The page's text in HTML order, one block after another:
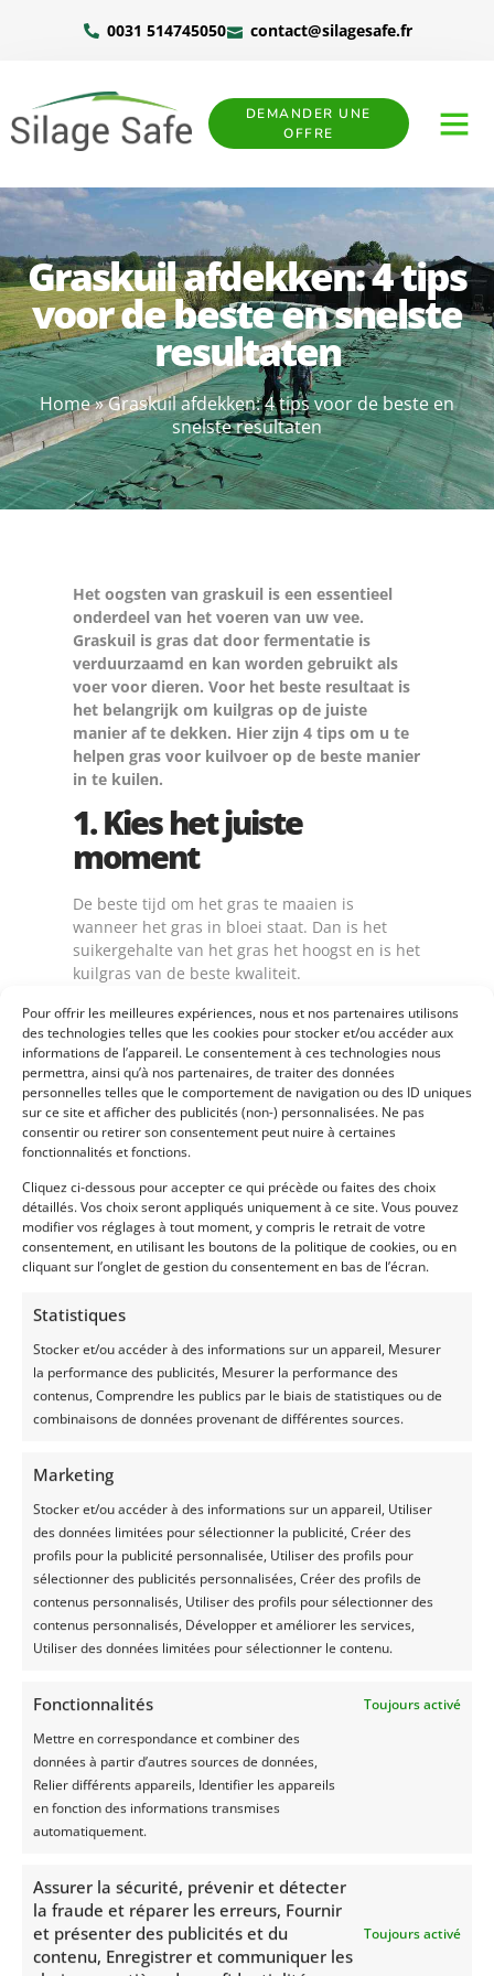
Pour offrir les meilleures expériences, nous et nos partenaires utilisons
des technologies telles que les cookies pour stocker et/ou accéder aux
informations de l’appareil. Le consentement à ces technologies nous
permettra, ainsi qu’à nos partenaires, de traiter des données
personnelles telles que le comportement de navigation ou des ID uniques
sur ce site et afficher des publicités (non-) personnalisées. Ne pas
consentir ou retirer son consentement peut nuire à certaines
fonctionnalités et fonctions.
Cliquez ci-dessous pour accepter ce qui précède ou faites des choix
détaillés. Vos choix seront appliqués uniquement à ce site. Vous pouvez
modifier vos réglages à tout moment, y compris le retrait de votre
consentement, en utilisant les boutons de la politique de cookies, ou en
cliquant sur l’onglet de gestion du consentement en bas de l’écran.
Statistiques
Stocker et/ou accéder à des informations sur un appareil, Mesurer
la performance des publicités, Mesurer la performance des
contenus, Comprendre les publics par le biais de statistiques ou de
combinaisons de données provenant de différentes sources.
Marketing
Stocker et/ou accéder à des informations sur un appareil, Utiliser
des données limitées pour sélectionner la publicité, Créer des
profils pour la publicité personnalisée, Utiliser des profils pour
sélectionner des publicités personnalisées, Créer des profils de
contenus personnalisés, Utiliser des profils pour sélectionner des
contenus personnalisés, Développer et améliorer les services,
Utiliser des données limitées pour sélectionner le contenu.
Fonctionnalités
Toujours activé
Mettre en correspondance et combiner des
données à partir d’autres sources de données,
Relier différents appareils, Identifier les appareils
en fonction des informations transmises
automatiquement.
Assurer la sécurité, prévenir et détecter
la fraude et réparer les erreurs, Fournir
et présenter des publicités et du
contenu, Enregistrer et communiquer les
Toujours activé
0031 514745050 contact@silagesafe.fr
DEMANDER UNE
OFFRE
Graskuil afdekken: 4 tips
voor de beste en snelste
resultaten
Home»Graskuil afdekken: 4 tips voor de beste en
snelste resultaten
Het oogsten van graskuil is een essentieel
onderdeel van het voeren van uw vee.
Graskuil is gras dat door fermentatie is
verduurzaamd en kan worden gebruikt als
voer voor dieren. Voor het beste resultaat is
het belangrijk om kuilgras op de juiste
manier af te dekken. Hier zijn 4 tips om u te
helpen gras voor kuilvoer op de beste manier
in te kuilen.
1. Kies het juiste
moment
De beste tijd om het gras te maaien is
wanneer het gras in bloei staat. Dan is het
suikergehalte van het gras het hoogst en is het
kuilgras van de beste kwaliteit.
2. Maai het gras
Voor het beste resultaat moet u het gras
minimaal twee dagen maaien voordat u het
gras afdekt voor kuilvoer. Hierdoor kan het
gemaaide gras wat uitdrogen, wat de kwaliteit
van het kuilvoer kan verbeteren.
3. Houd het
weer in de
gaten
Het is belangrijk om de
weersomstandigheden in de
gaten te houden voordat u
het gras afdekt voor kuilvoer.
Als u regen verwacht, wilt u
het gras afdekken van tevoren
afdekken om te voorkomen
4. Gebruik
Silage Safe
de beste resultaten behaalt,
raden wij u aan het product
Silage Safe te gebruiken.
Silage Safe is speciaal